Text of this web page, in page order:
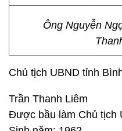
Ông Nguyễn
Chủ tịch UBND tỉnh
Trần Thanh Liêm
Được bầu làm Chủ tịch